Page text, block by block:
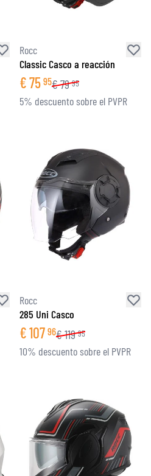
Rocc
Classic Casco a reacción
€75 95€79 95
5% descuento sobre el PVPR
Rocc
285 Uni Casco
€107 96€119 95
10% descuento sobre el PVPR